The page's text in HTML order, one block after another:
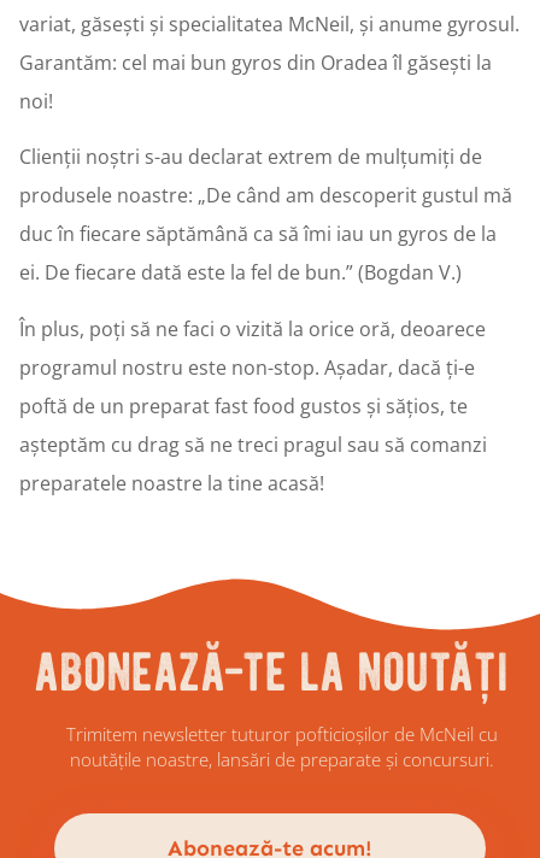
variat, găsești și specialitatea McNeil, și anume gyrosul.
Garantăm: cel mai bun gyros din Oradea îl găsești la
noi!
Clienții noștri s-au declarat extrem de mulțumiți de
produsele noastre: „De când am descoperit gustul mă
duc în fiecare săptămână ca să îmi iau un gyros de la
ei. De fiecare dată este la fel de bun.” (Bogdan V.)
În plus, poți să ne faci o vizită la orice oră, deoarece
programul nostru este non-stop. Așadar, dacă ți-e
poftă de un preparat fast food gustos și sățios, te
așteptăm cu drag să ne treci pragul sau să comanzi
preparatele noastre la tine acasă!
abonează-te la noutăți
Trimitem newsletter tuturor pofticioșilor de McNeil cu
noutățile noastre, lansări de preparate și concursuri.
Abonează-te acum!